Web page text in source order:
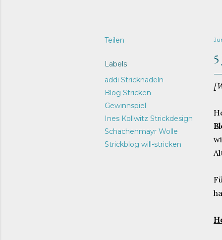
Teilen
Labels
addi Stricknadeln
Blog Stricken
Gewinnspiel
Ines Kollwitz Strickdesign
Schachenmayr Wolle
Strickblog will-stricken